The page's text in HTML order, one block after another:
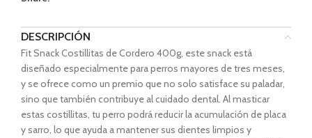
DESCRIPCIÓN
Fit Snack Costillitas de Cordero 400g, este snack está
diseñado especialmente para perros mayores de tres meses,
y se ofrece como un premio que no solo satisface su paladar,
sino que también contribuye al cuidado dental. Al masticar
estas costillitas, tu perro podrá reducir la acumulación de placa
y sarro, lo que ayuda a mantener sus dientes limpios y